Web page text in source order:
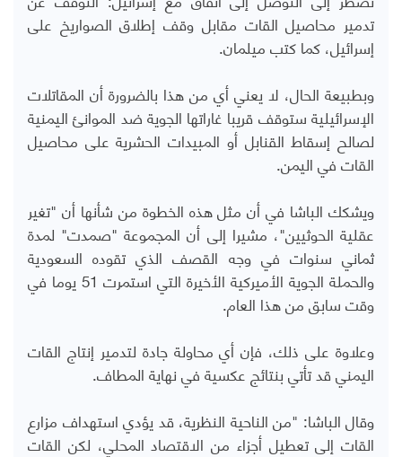
تدمير محاصيل القات مقابل وقف إطلاق الصواريخ على
إسرائيل، كما كتب ميلمان.
وبطبيعة الحال، لا يعني أي من هذا بالضرورة أن المقاتلات
الإسرائيلية ستوقف قريبا غاراتها الجوية ضد الموانئ اليمنية
لصالح إسقاط القنابل أو المبيدات الحشرية على محاصيل
القات في اليمن.
ويشكك الباشا في أن مثل هذه الخطوة من شأنها أن "تغير
عقلية الحوثيين"، مشيرا إلى أن المجموعة "صمدت" لمدة
ثماني سنوات في وجه القصف الذي تقوده السعودية
والحملة الجوية الأميركية الأخيرة التي استمرت 51 يوما في
وقت سابق من هذا العام.
وعلاوة على ذلك، فإن أي محاولة جادة لتدمير إنتاج القات
اليمني قد تأتي بنتائج عكسية في نهاية المطاف.
وقال الباشا: "من الناحية النظرية، قد يؤدي استهداف مزارع
القات إلى تعطيل أجزاء من الاقتصاد المحلي، لكن القات